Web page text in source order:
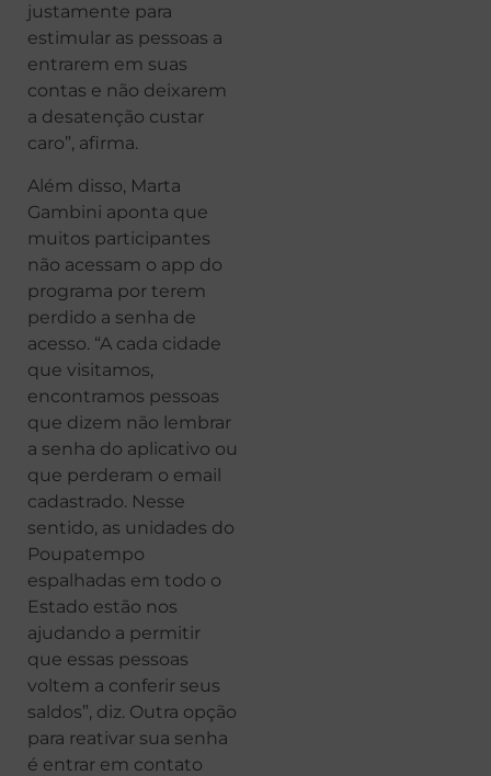
justamente para
estimular as pessoas a
entrarem em suas
contas e não deixarem
a desatenção custar
caro”, afirma.
Além disso, Marta
Gambini aponta que
muitos participantes
não acessam o app do
programa por terem
perdido a senha de
acesso. “A cada cidade
que visitamos,
encontramos pessoas
que dizem não lembrar
a senha do aplicativo ou
que perderam o email
cadastrado. Nesse
sentido, as unidades do
Poupatempo
espalhadas em todo o
Estado estão nos
ajudando a permitir
que essas pessoas
voltem a conferir seus
saldos”, diz. Outra opção
para reativar sua senha
é entrar em contato